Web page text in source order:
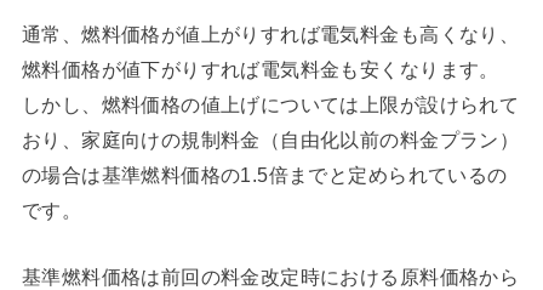
通常、燃料価格が値上がりすれば電気料金も高くなり、
燃料価格が値下がりすれば電気料金も安くなります。
しかし、燃料価格の値上げについては上限が設けられて
おり、家庭向けの規制料金（自由化以前の料金プラン）
の場合は基準燃料価格の1.5倍までと定められているの
です。
基準燃料価格は前回の料金改定時における原料価格から